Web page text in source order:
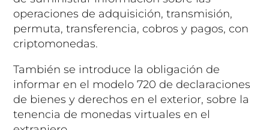
operaciones de adquisición, transmisión,
permuta, transferencia, cobros y pagos, con
criptomonedas.
También se introduce la obligación de
informar en el modelo 720 de declaraciones
de bienes y derechos en el exterior, sobre la
tenencia de monedas virtuales en el